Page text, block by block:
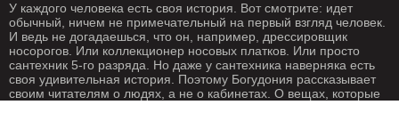
У каждого человека есть своя история. Вот смотрите: идет
обычный, ничем не примечательный на первый взгляд человек.
И ведь не догадаешься, что он, например, дрессировщик
носорогов. Или коллекционер носовых платков. Или просто
сантехник 5-го разряда. Но даже у сантехника наверняка есть
своя удивительная история. Поэтому Богудония рассказывает
своим читателям о людях, а не о кабинетах. О вещах, которые